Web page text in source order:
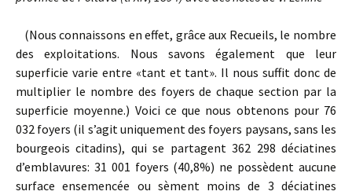
(Nous connaissons en effet, grâce aux Recueils, le nombre
des exploitations. Nous savons également que leur
superficie varie entre «tant et tant». Il nous suffit donc de
multiplier le nombre des foyers de chaque section par la
superficie moyenne.) Voici ce que nous obtenons pour 76
032 foyers (il s’agit uniquement des foyers paysans, sans les
bourgeois citadins), qui se partagent 362 298 déciatines
d’emblavures: 31 001 foyers (40,8%) ne possèdent aucune
surface ensemencée ou sèment moins de 3 déciatines